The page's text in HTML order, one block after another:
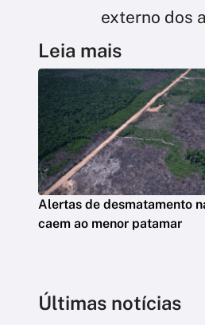
externo dos
Leia mais
Alertas de desmatamento
caem ao menor patamar
Últimas notícias